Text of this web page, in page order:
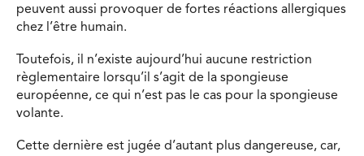
peuvent aussi provoquer de fortes réactions allergiques
chez l’être humain.
Toutefois, il n’existe aujourd’hui aucune restriction
règlementaire lorsqu’il s’agit de la spongieuse
européenne, ce qui n’est pas le cas pour la spongieuse
volante.
Cette dernière est jugée d’autant plus dangereuse, car,